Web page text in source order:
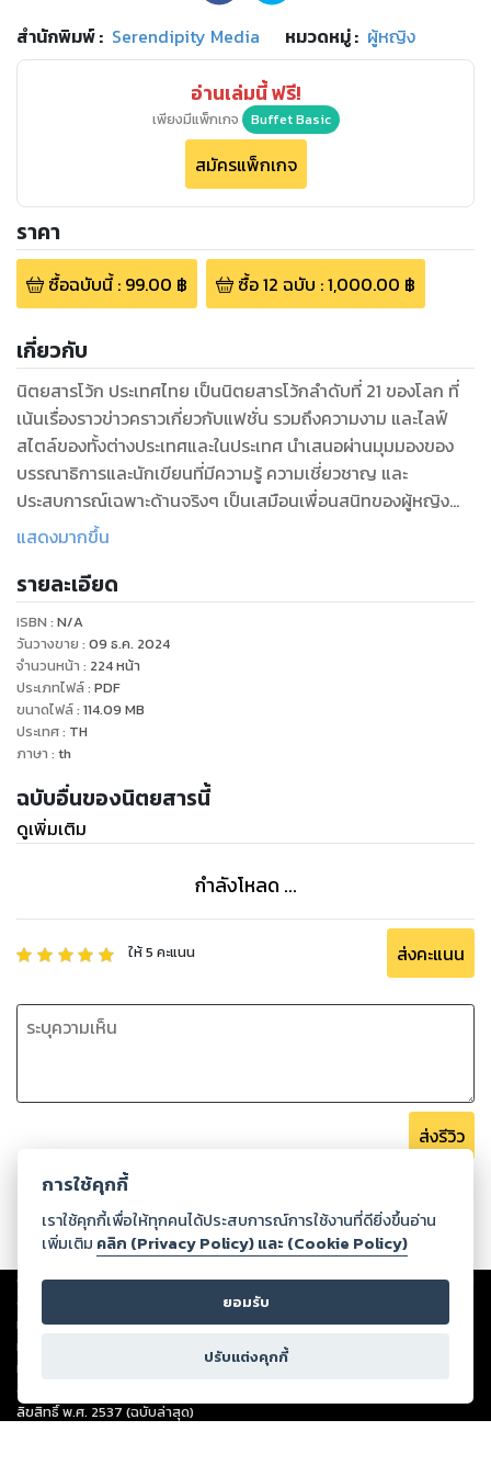
สำนักพิมพ์: Serendipity Media หมวดหมู่: ผู้หญิง
อ่านเล่มนี้ ฟรี!
เพียงมีแพ็กเกจ Buffet Basic
สมัครแพ็กเกจ
ราคา
ซื้อฉบับนี้: 99.00 ฿ ซื้อ12 ฉบับ :1,000.00 ฿
เกี่ยวกับ
นิตยสารโว้ก ประเทศไทย เป็นนิตยสารโว้กลำดับที่ 21 ของโลก ที่
เน้นเรื่องราวข่าวคราวเกี่ยวกับแฟชั่น รวมถึงความงาม และไลฟ์
สไตล์ของทั้งต่างประเทศและในประเทศ นำเสนอผ่านมุมมองของ
บรรณาธิการและนักเขียนที่มีความรู้ ความเชี่ยวชาญ และ
ประสบการณ์เฉพาะด้านจริงๆ เป็นเสมือนเพื่อนสนิทของผู้หญิง
ไทยที่จะคอยแนะนำข่าวสารข้อมูลพร้อมกับสร้างสรรค์สิ่งดีๆ ให้
ต้องการนำเสนอฝีมือของคนไทยเราเองจากหลากหลายอาชีพ
อย่างเช่น ช่างภาพ ดีไซเนอร์ ให้เป็นที่แพร่หลายและภาคภูมิใจใน
ความเป็นไทยร่วมกัน
แสดงมากขึ้น
รายละเอียด
ISBN : N/A
วันวางขาย : 09 ธ.ค. 2024
จำนวนหน้า : 224หน้า
ประเภทไฟล์: PDF
ขนาดไฟล์: 114.09 MB
ประเทศ: TH
ภาษา : th
ฉบับอื่นของนิตยสารนี้
ดูเพิ่มเติม
กำลังโหลด ...
ให้5 คะแนน ส่งคะแนน
ส่งรีวิว
Copyright ©2026Storylog Co., Ltd. - สตอรี่ล็อกขอสงวนสิทธิ์ไม่รับผิดชอบ
ต่อผลงานหรือเนื้อหาใดที่อัปโหลดผ่านเว็บไซต์และปรากฏว่าละเมิดสิทธิใน
ทรัพย์สินทางปัญญาของบุคคลอื่นหรือขัดต่อกฎหมายและศีลธรรม ดังนั้น ผู้อ่าน
ทุกท่านโปรดใช้วิจารณญาณในการกลั่นกรองด้วยตนเอง และหากท่านพบว่าส่วน
หนึ่งส่วนใดขัดต่อกฎหมายและศีลธรรม กรุณาแจ้งมายังบริษัท เพื่อทีมงานจะได้
ดำเนินการในทันที ทั้งนี้ ทางสตอรี่ล็อกขอสงวนลิขสิทธิ์ตามพระราชบัญญัติ
ลิขสิทธิ์ พ.ศ. 2537 (ฉบับล่าสุด)
การใช้คุกกี้
เราใช้คุกกี้เพื่อให้ทุกคนได้ประสบการณ์การใช้งานที่ดียิ่งขึ้นอ่าน
เพิ่มเติม คลิก (Privacy Policy) และ (Cookie Policy)
ยอมรับ
ปรับแต่งคุกกี้